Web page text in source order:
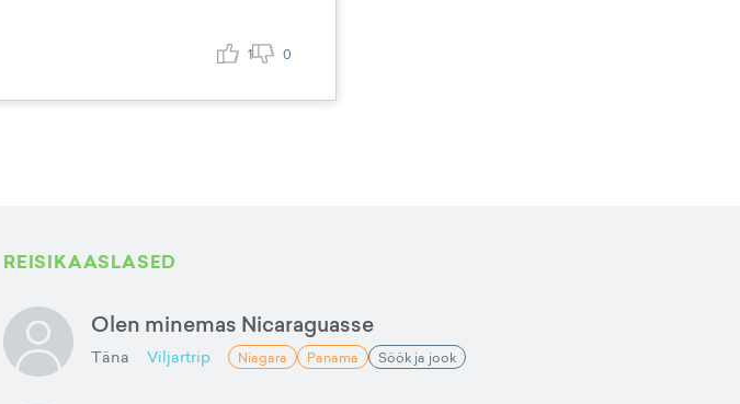
1 0
REISIKAASLASED
Olen minemas Nicaraguasse
Täna Viljartrip Niagara Panama Söök ja jook